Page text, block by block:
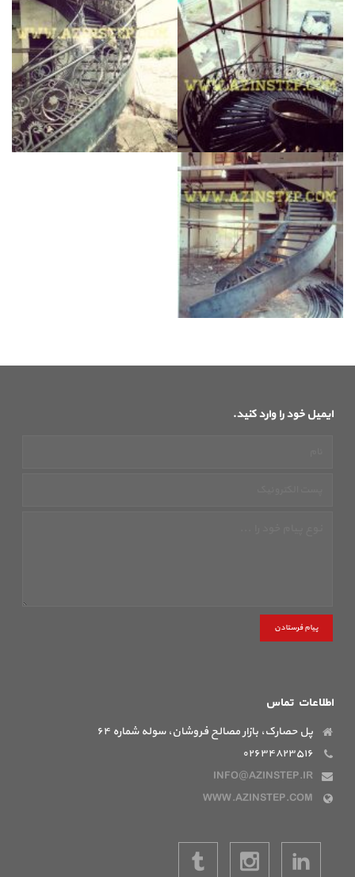
ایمیل خود را وارد کنید.
پیام فرستادن
اطلاعات تماس
پل حصارک، بازار مصالح فروشان، سوله شماره ۶۴
۰۲۶۳۴۸۲۳۵۱۶
INFO@AZINSTEP.IR
WWW.AZINSTEP.COM